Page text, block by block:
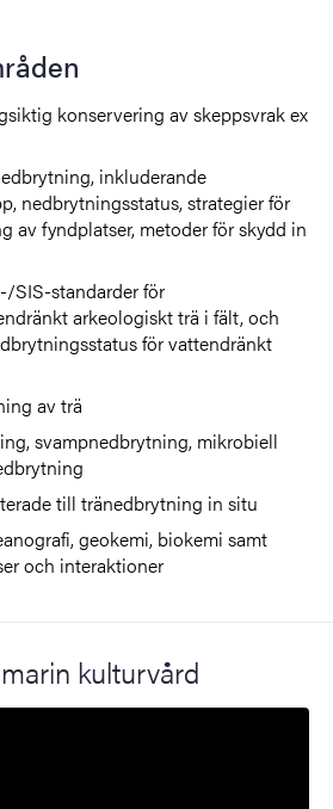
konservering av skeppsvrak ex
inkluderande
nedbrytningsstatus, strategier för
av fyndplatser, metoder för skydd in
SIS-standarder för
arkeologiskt trä i fält, och
för vattendränkt
av trä
svampnedbrytning, mikrobiell
till tränedbrytning in situ
geokemi, biokemi samt
och interaktioner
kulturvård